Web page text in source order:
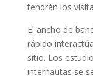
tendrán los
El ancho de
rápido
sitio. Los
internautas se